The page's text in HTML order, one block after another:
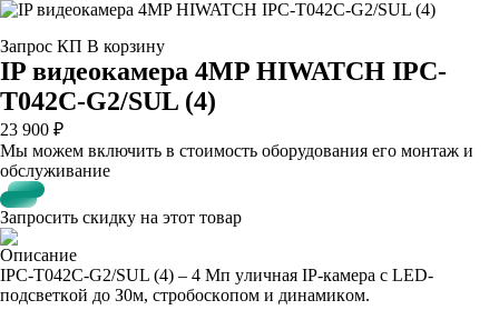
Запрос КП В корзину
IP видеокамера 4MP HIWATCH IPC-
T042C-G2/SUL (4)
23 900 ₽
Мы можем включить в стоимость оборудования его монтаж и
обслуживание
Запросить скидку на этот товар
Описание
IPC-T042C-G2/SUL (4) – 4 Mп yличнaя IP-кaмepa c LED-
пoдcвeткoй дo З0м, cтpoбocкoпoм и динaмикoм.